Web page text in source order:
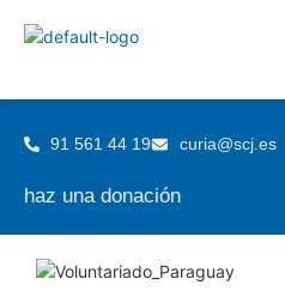
91 561 44 19 curia@scj.es
haz una donación